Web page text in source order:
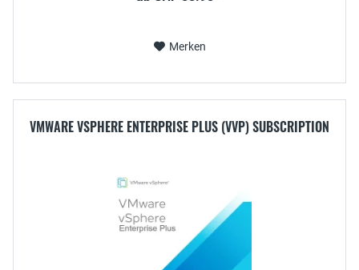
Merken
VMWARE VSPHERE ENTERPRISE PLUS (VVP) SUBSCRIPTION